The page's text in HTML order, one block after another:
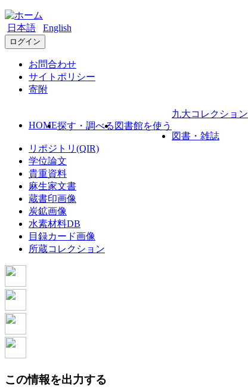
日本語 English
ログイン
お問合わせ
サイトポリシー
寄附
HOME探す・調べる 図書館を使う
九大コレクション
図書・雑誌
リポジトリ(QIR)
学位論文
貴重資料
麻生家文書
蔵書印画像
炭鉱画像
水素材料DB
目録カード画像
所蔵コレクション
この情報を出力する